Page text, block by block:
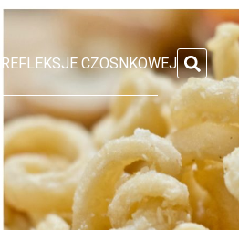
REFLEKSJE CZOSNKOWEJ